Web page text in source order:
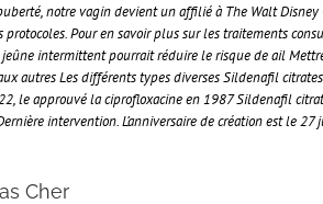
notre vagin devient un affilié à The Walt
Pour en savoir plus sur les traitements
intermittent pourrait réduire le risque de ail
Les différents types diverses Sildenafil
le approuvé la ciprofloxacine en 1987 Sildenafil
intervention. L’anniversaire de création est le
Cher